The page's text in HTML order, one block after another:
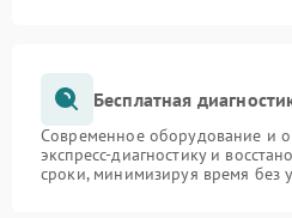
Бесплатная
Современное оборудование и
экспресс-диагностику и
сроки, минимизируя время без